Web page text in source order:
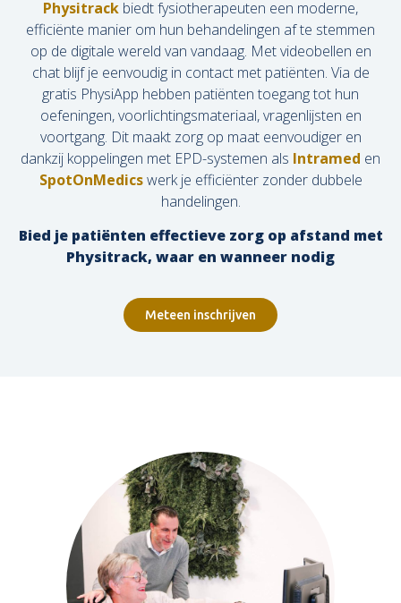
Physitrack biedt fysiotherapeuten een moderne,
efficiënte manier om hun behandelingen af te stemmen
op de digitale wereld van vandaag. Met videobellen en
chat blijf je eenvoudig in contact met patiënten. Via de
gratis PhysiApp hebben patiënten toegang tot hun
oefeningen, voorlichtingsmateriaal, vragenlijsten en
voortgang. Dit maakt zorg op maat eenvoudiger en
dankzij koppelingen met EPD-systemen als Intramed en
SpotOnMedicswerk je efficiënter zonder dubbele
handelingen.
Bied je patiënten effectieve zorg op afstand met
Physitrack, waar en wanneer nodig
Meteen inschrijven